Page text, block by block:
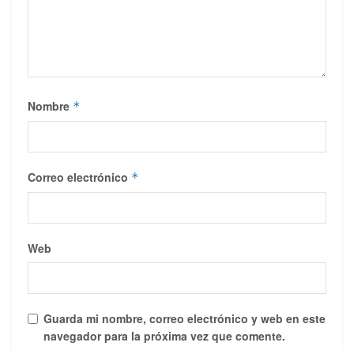
Nombre *
Correo electrónico *
Web
Guarda mi nombre, correo electrónico y web en este
navegador para la próxima vez que comente.